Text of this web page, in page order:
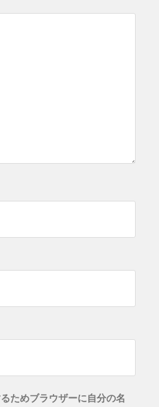
ためブラウザーに自分の名